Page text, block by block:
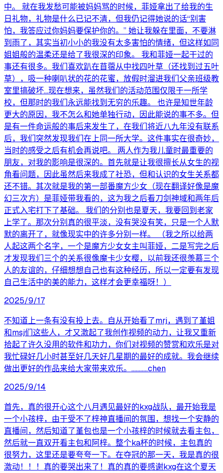
中。 就在我发愁可能被妈妈骂的时候，菲娅拿出了给我的生
日礼物，礼物是什么已记不清，但我仍记得她说的话“别害
怕，我答应过你妈妈要保护你的。” 她让我躲在里面，不要淋
到雨了，其实当初小小的我没有太多害怕的情绪，但这样如同
姐姐般的温柔还是给了我很深的印象。 我和菲娅一起干过的
事还有很多。我们喜欢趴在苜蓿从中找四叶草（还找到过五叶
草），吸一种喇叭状的花的花蜜，放假时溜进我们父亲班级教
室里搞破坏…现在想来，虽然我们的活动范围仅限于一所学
校，但那时的我们永远能找到无穷的乐趣。 也许是知世年龄
更大的原因，我不怎么和她单独行动，因此能说的事不多。但
是有一件命运般的事后来发生了，在我们将近八九年没有联系
后，我们突然发现我们在上同一所大学。这件事实在很奇妙，
当时的感受之后有机会再说吧。 两人作为我儿童时最重要的
朋友，对我的影响是很深的。首先就是让我很擅长从女生的视
角看问题，因此虽然后来我成了社恐，但和认识的女生关系都
还不错。其次就是我的第一部番魔方少女（现在翻译好像是魔
幻三次方）是菲娅带我看的，这为我之后看刀剑神域和两年后
正式入宅打下了基础。 我们的分别也是夏天，我要回到老家
上学了。那次分别真的很平淡，没有哭没有笑，只是一个人默
默的离开了，就像现实中的许多分别一样。 （我之所以给两
人起这两个名字，一个是魔方少女女主叫菲娅，二是写完之后
才发现我们三个的关系很像魔卡少女樱，以前我还很羡慕三个
人的友谊的，仔细想想自己也有这种经历，所以一定要有发现
自己生活中的美的能力，这样才会更幸福呀！）
2025/9/17
不知道上一条有没有投上去。自从开始看了mrj，遇到了堇姐
和msj们这些人，才又激起了我创作视频的动力，让我又重新
拾起了许久没用的软件和功力，你们对视频的赞赏和欢乐是对
我忙碌好几小时甚至好几天好几星期的最好的成就。我会继续
做出更好的作品来给大家带来欢乐。...........chen
2025/9/14
首先，真的很开心这个八月遇见最好的kxg战队，最开始我是
一个小孩梓，由于受不了梓神直播间的氛围，想找一个安静的
直播间，然后知道了堇包也是一个小孩梓的时候就去看主包，
然后就一直双开看主包和阿梓。整个ka杯的时候，主包真的
很努力，这里还是要夸夸一下。在夺冠的那一天，我是真的很
激动！！！真的要哭出来了！真的真的要感谢kxg在这个夏天